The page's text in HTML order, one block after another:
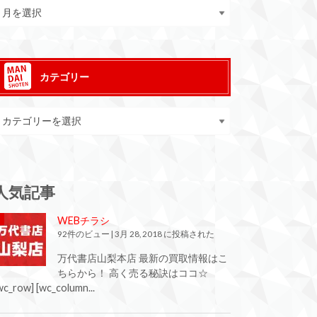
カテゴリー
気記事
WEBチラシ
92件のビュー 3月 28, 2018 に投稿された
万代書店山梨本店 最新の買取情報はこ
ちらから！ 高く売る秘訣はココ☆
[wc_column...